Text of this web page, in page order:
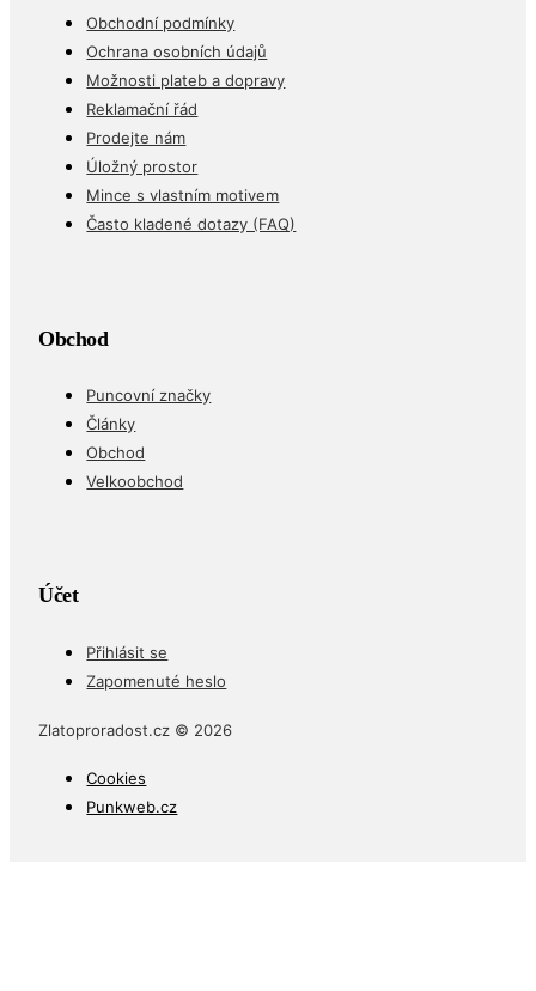
Obchodní podmínky
Ochrana osobních údajů
Možnosti plateb a dopravy
Reklamační řád
Prodejte nám
Úložný prostor
Mince s vlastním motivem
Často kladené dotazy (FAQ)
Obchod
Puncovní značky
Články
Obchod
Velkoobchod
Účet
Přihlásit se
Zapomenuté heslo
Zlatoproradost.cz © 2026
Cookies
Punkweb.cz